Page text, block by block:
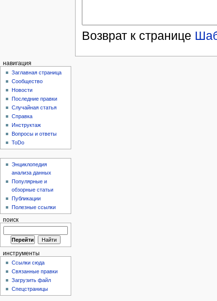
Возврат к странице
навигация
Заглавная страница
Сообщество
Новости
Последние правки
Случайная статья
Справка
Инструктаж
Вопросы и ответы
ToDo
Энциклопедия
анализа данных
Популярные и
обзорные статьи
Публикации
Полезные ссылки
поиск
инструменты
Ссылки сюда
Связанные правки
Загрузить файл
Спецстраницы